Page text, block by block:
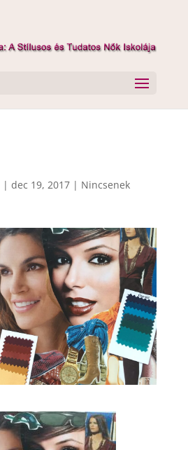
| dec 19, 2017| Nincsenek